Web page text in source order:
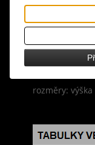
materiál: látka
design: každá
malovaná,
rozměry: